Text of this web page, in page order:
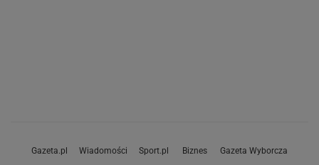
Gazeta.pl Wiadomości Sport.pl Biznes Gazeta Wyborcza